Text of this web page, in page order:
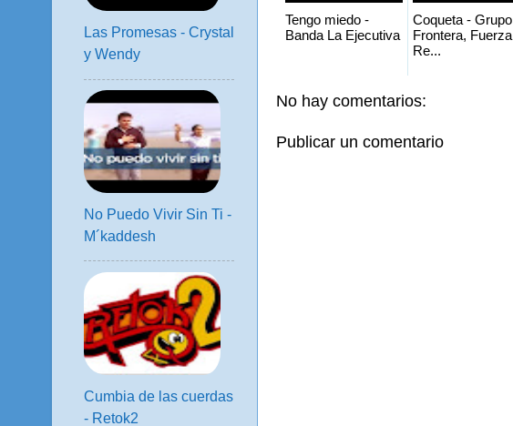
Tengo miedo -
Banda La Ejecutiva
Coqueta - Grupo
Frontera, Fuerza
Re...
No hay comentarios:
Publicar un comentario
Las Promesas - Crystal
y Wendy
No Puedo Vivir Sin Ti -
M´kaddesh
Cumbia de las cuerdas
- Retok2